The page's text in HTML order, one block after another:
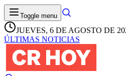
Toggle menu
JUEVES, 6 DE AGOSTO DE
ÚLTIMAS NOTICIAS